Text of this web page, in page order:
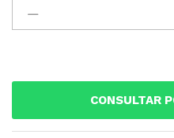
KYOCERA
(TK-
CONSULTAR